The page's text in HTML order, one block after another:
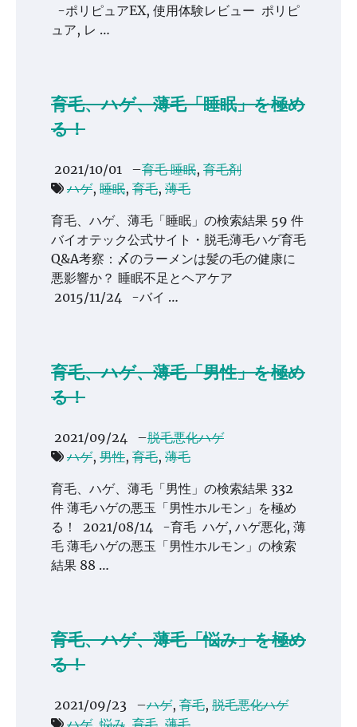
-ポリピュアEX, 使用体験レビュー ポリピ
ュア, レ …
育毛、ハゲ、薄毛「睡眠」を極め
る！
2021/10/01 –育毛 睡眠, 育毛剤
ハゲ, 睡眠, 育毛, 薄毛
育毛、ハゲ、薄毛「睡眠」の検索結果 59 件
バイオテック公式サイト・脱毛薄毛ハゲ育毛
Q&A考察：〆のラーメンは髪の毛の健康に
悪影響か？ 睡眠不足とヘアケア
2015/11/24 -バイ …
育毛、ハゲ、薄毛「男性」を極め
る！
2021/09/24 –脱毛悪化ハゲ
ハゲ, 男性, 育毛, 薄毛
育毛、ハゲ、薄毛「男性」の検索結果 332
件 薄毛ハゲの悪玉「男性ホルモン」を極め
る！ 2021/08/14 -育毛 ハゲ, ハゲ悪化, 薄
毛 薄毛ハゲの悪玉「男性ホルモン」の検索
結果 88 …
育毛、ハゲ、薄毛「悩み」を極め
る！
2021/09/23 –ハゲ, 育毛, 脱毛悪化ハゲ